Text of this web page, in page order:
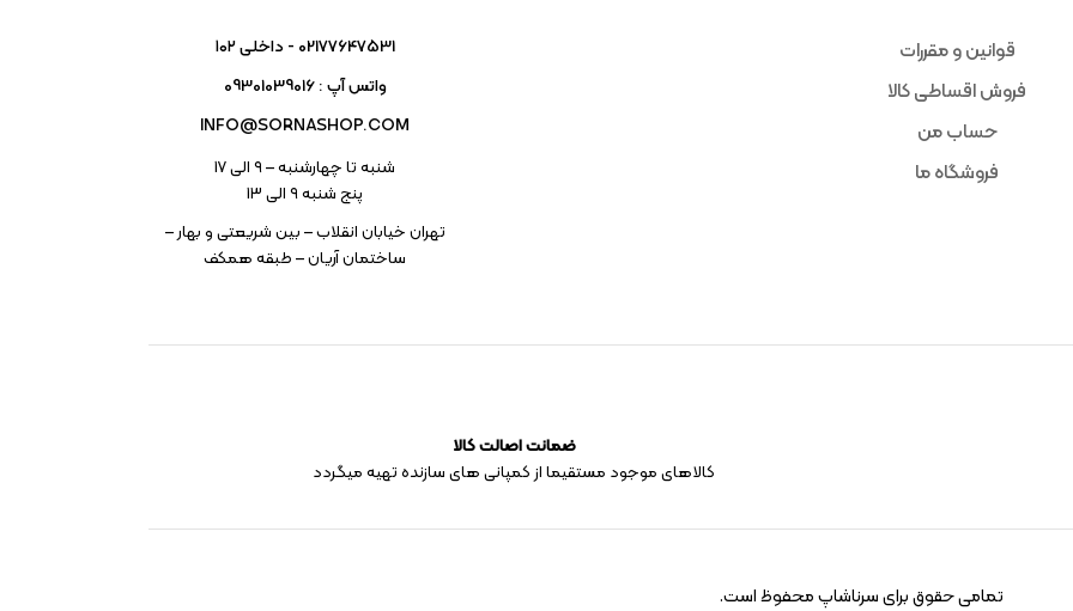
قوانین و مقررات
فروش اقساطی کالا
حساب من
فروشگاه ما
02177647531 - داخلی ۱۰۲
واتس آپ : 09301039016
INFO@SORNASHOP.COM
شنبه تا چهارشنبه – ۹ الی 17
پنج شنبه ۹ الی 13
تهران خیابان انقلاب – بین شریعتی و بهار –
ساختمان آریان – طبقه همکف
ضمانت اصالت کالا
کالاهای موجود مستقیما از کمپانی های سازنده تهیه میگردد
تمامی حقوق برای سرناشاپ محفوظ است.